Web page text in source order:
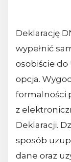
Deklarację
wypełnić
osobiście do
opcja.
formalności
z
Deklaracji.
sposób
dane oraz